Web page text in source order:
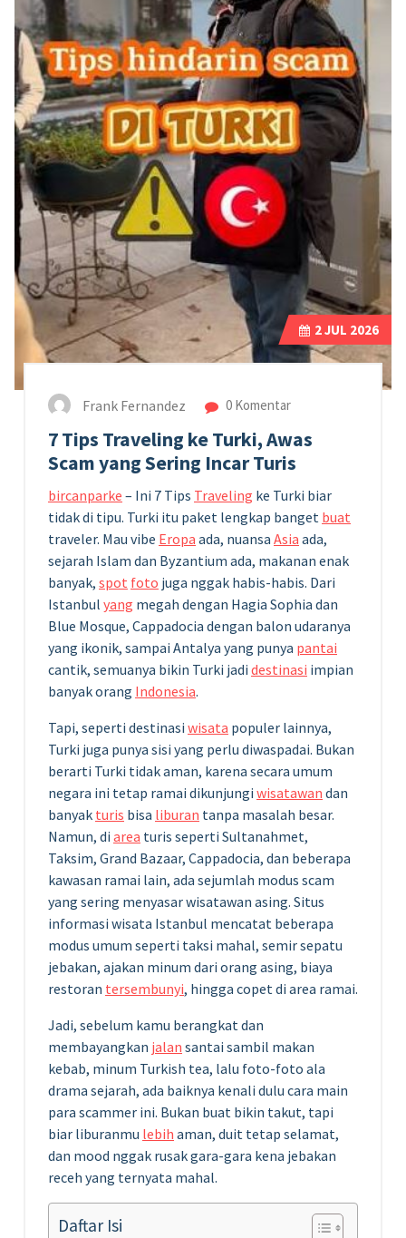
2JUL 2026
Frank Fernandez 0 Komentar
7 Tips Traveling ke Turki, Awas
Scam yang Sering Incar Turis
bircanparke – Ini 7 Tips Traveling ke Turki biar
tidak di tipu. Turki itu paket lengkap banget buat
traveler. Mau vibe Eropa ada, nuansa Asia ada,
sejarah Islam dan Byzantium ada, makanan enak
banyak, spot foto juga nggak habis-habis. Dari
Istanbul yang megah dengan Hagia Sophia dan
Blue Mosque, Cappadocia dengan balon udaranya
yang ikonik, sampai Antalya yang punya pantai
cantik, semuanya bikin Turki jadi destinasi impian
banyak orang Indonesia.
Tapi, seperti destinasi wisata populer lainnya,
Turki juga punya sisi yang perlu diwaspadai. Bukan
berarti Turki tidak aman, karena secara umum
negara ini tetap ramai dikunjungi wisatawan dan
banyak turis bisa liburan tanpa masalah besar.
Namun, di area turis seperti Sultanahmet,
Taksim, Grand Bazaar, Cappadocia, dan beberapa
kawasan ramai lain, ada sejumlah modus scam
yang sering menyasar wisatawan asing. Situs
informasi wisata Istanbul mencatat beberapa
modus umum seperti taksi mahal, semir sepatu
jebakan, ajakan minum dari orang asing, biaya
restoran tersembunyi, hingga copet di area ramai.
Jadi, sebelum kamu berangkat dan
membayangkan jalan santai sambil makan
kebab, minum Turkish tea, lalu foto-foto ala
drama sejarah, ada baiknya kenali dulu cara main
para scammer ini. Bukan buat bikin takut, tapi
biar liburanmu lebih aman, duit tetap selamat,
dan mood nggak rusak gara-gara kena jebakan
receh yang ternyata mahal.
Daftar Isi